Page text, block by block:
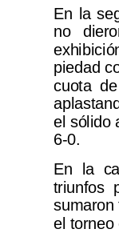
En la
no
piedad
cuota
el sólido
6-0.
En la
triunfos
sumaron
el torneo